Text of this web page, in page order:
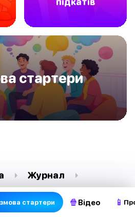
стартери 🍿 Відео 📱
стартери
Журнал
Музичні підкати